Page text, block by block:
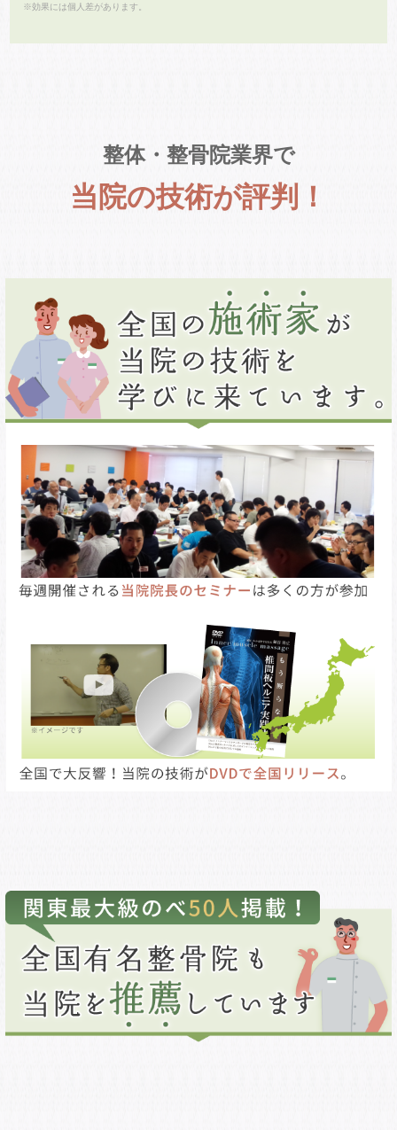
※効果には個人差があります。
整体・整骨院業界で
当院の技術が評判！